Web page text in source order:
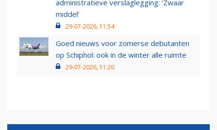
administratieve verslaglegging: ‘Zwaar
middel’
29-07-2026, 11:54
Goed nieuws voor zomerse debutanten
op Schiphol: ook in de winter alle ruimte
29-07-2026, 11:20